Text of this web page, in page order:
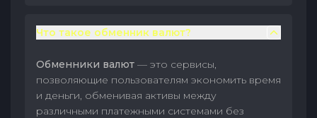
Что такое обменник валют?
Обменники валют — это сервисы,
позволяющие пользователям экономить время
и деньги, обменивая активы между
различными платежными системами без